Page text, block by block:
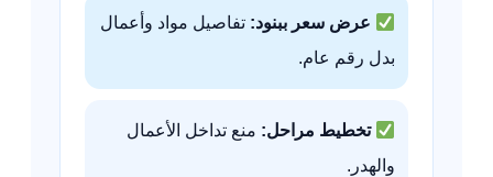
عرض سعر ببنود: تفاصيل مواد وأعمال
بدل رقم عام.
تخطيط مراحل: منع تداخل الأعمال
والهدر.